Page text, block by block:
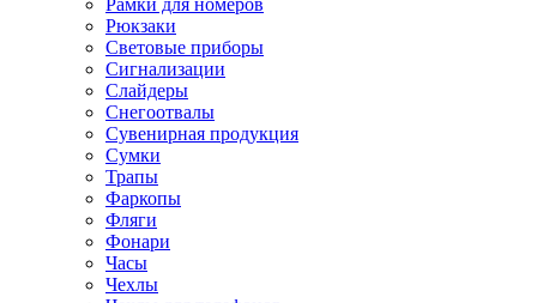
Рамки для номеров
Рюкзаки
Световые приборы
Сигнализации
Слайдеры
Снегоотвалы
Сувенирная продукция
Сумки
Трапы
Фаркопы
Фляги
Фонари
Часы
Чехлы